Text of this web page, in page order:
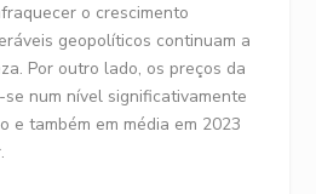
o crescimento
​​geopolíticos continuam a
Por outro lado, os preços da
num nível significativamente
e também em média em 2023